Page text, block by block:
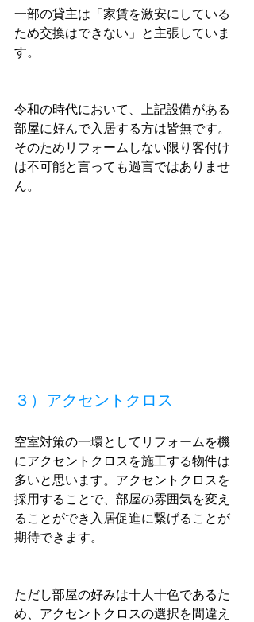
一部の貸主は「家賃を激安にしている
ため交換はできない」と主張していま
す。
令和の時代において、上記設備がある
部屋に好んで入居する方は皆無です。
そのためリフォームしない限り客付け
は不可能と言っても過言ではありませ
ん。
３）アクセントクロス
空室対策の一環としてリフォームを機
にアクセントクロスを施工する物件は
多いと思います。アクセントクロスを
採用することで、部屋の雰囲気を変え
ることができ入居促進に繋げることが
期待できます。
ただし部屋の好みは十人十色であるた
め、アクセントクロスの選択を間違え